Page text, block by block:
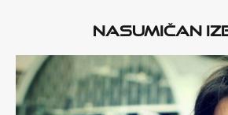
Nasumičan